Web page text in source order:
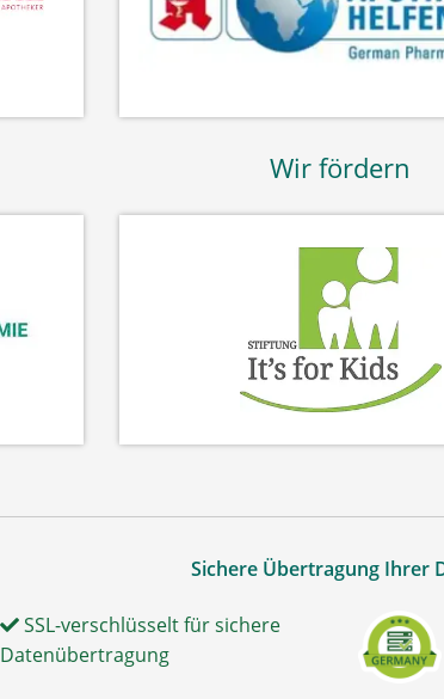
Wir fördern
Sichere Übertragung Ihrer
SSL-verschlüsselt für sichere
Datenübertragung